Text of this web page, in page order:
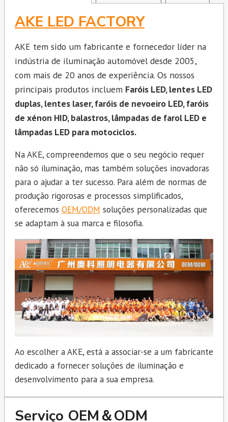
AKE LED FACTORY
AKE tem sido um fabricante e fornecedor líder na
indústria de iluminação automóvel desde 2005,
com mais de 20 anos de experiência. Os nossos
principais produtos incluem Faróis LED, lentes LED
duplas, lentes laser, faróis de nevoeiro LED, faróis
de xénon HID, balastros, lâmpadas de farol LED e
lâmpadas LED para motociclos.
Na AKE, compreendemos que o seu negócio requer
não só iluminação, mas também soluções inovadoras
para o ajudar a ter sucesso. Para além de normas de
produção rigorosas e processos simplificados,
oferecemos OEM/ODM soluções personalizadas que
se adaptam à sua marca e filosofia.
Ao escolher a AKE, está a associar-se a um fabricante
dedicado a fornecer soluções de iluminação e
desenvolvimento para a sua empresa.
Serviço OEM＆ODM